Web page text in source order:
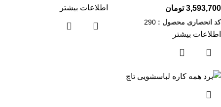
3,593,700 تومان
کد انحصاری محصول : 290
اطلاعات بیشتر
اطلاعات بیشتر